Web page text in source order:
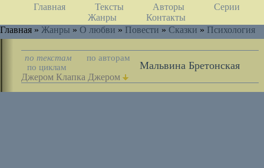
Главная Тексты Авторы
Серии
Жанры
Контакты
Главная » Жанры » О любви » Повести » Сказки » Психология
по текстам
по авторам
по циклам
Мальвина Бретонская
Джером Клапка Джером